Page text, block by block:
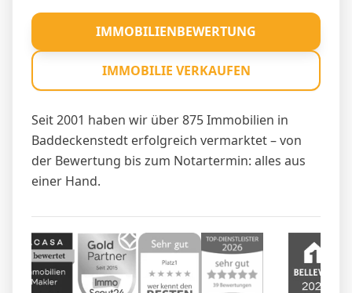
Seit 2001 haben wir über 875 Immobilien in
Baddeckenstedt erfolgreich vermarktet – von
der Bewertung bis zum Notartermin: alles aus
einer Hand.
IMMOBILIENBEWERTUNG
IMMOBILIE VERKAUFEN